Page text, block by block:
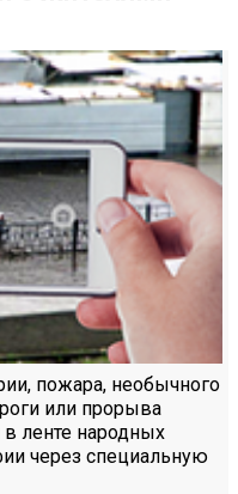
пожара, необычного
или прорыва
ленте народных
через специальную